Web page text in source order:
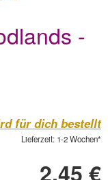
-
für dich bestellt
Lieferzeit: 1-2 Wochen*
2,45 €